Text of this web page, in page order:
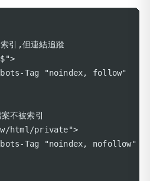
引,但連結追蹤
Tag "noindex, follow"
不被索引
html/private">
Tag "noindex, nofollow"